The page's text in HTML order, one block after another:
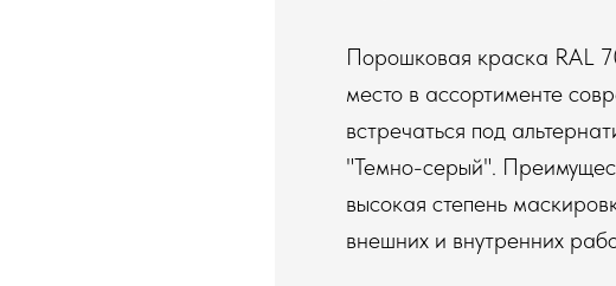
Порошковая краска RAL
место в ассортименте
встречаться под
"Темно-серый".
высокая степень
внешних и внутренних